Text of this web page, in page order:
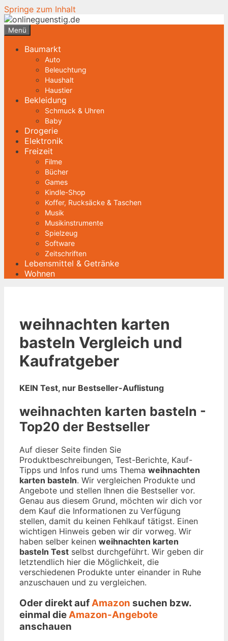
Springe zum Inhalt
Menü
Baumarkt
Auto
Beleuchtung
Haushalt
Haustier
Bekleidung
Schmuck & Uhren
Baby
Drogerie
Elektronik
Freizeit
Filme
Bücher
Games
Kindle-Shop
Koffer, Rucksäcke & Taschen
Musik
Musikinstrumente
Spielzeug
Software
Zeitschriften
Lebensmittel & Getränke
Wohnen
weihnachten karten
basteln Vergleich und
Kaufratgeber
KEIN Test, nur Bestseller-Auflistung
weihnachten karten basteln -
Top20 der Bestseller
Auf dieser Seite finden Sie
Produktbeschreibungen, Test-Berichte, Kauf-
Tipps und Infos rund ums Thema weihnachten
karten basteln. Wir vergleichen Produkte und
Angebote und stellen Ihnen die Bestseller vor.
Genau aus diesem Grund, möchten wir dich vor
dem Kauf die Informationen zu Verfügung
stellen, damit du keinen Fehlkauf tätigst. Einen
wichtigen Hinweis geben wir dir vorweg. Wir
haben selber keinen weihnachten karten
basteln Test selbst durchgeführt. Wir geben dir
letztendlich hier die Möglichkeit, die
verschiedenen Produkte unter einander in Ruhe
anzuschauen und zu vergleichen.
Oder direkt aufAmazon suchen bzw.
einmal dieAmazon-Angebote
anschauen